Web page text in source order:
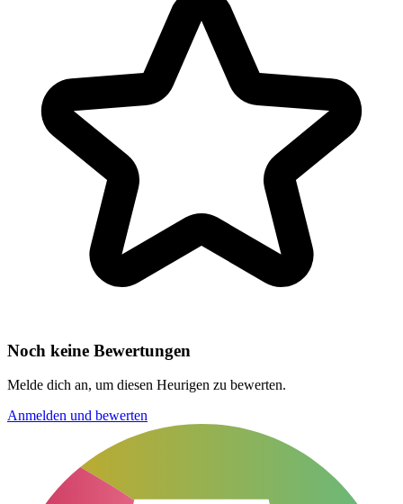
Noch keine Bewertungen
Melde dich an, um diesen Heurigen zu bewerten.
Anmelden und bewerten